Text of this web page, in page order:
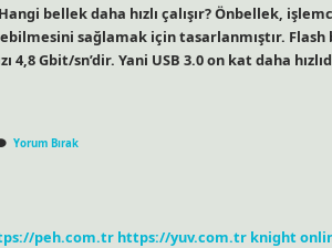
bellek daha hızlı çalışır? Önbellek,
sağlamak için tasarlanmıştır. Flash
4,8 Gbit/sn’dir. Yani USB 3.0 on kat daha
Yorum Bırak
peh.com.tr https://yuv.com.tr knight